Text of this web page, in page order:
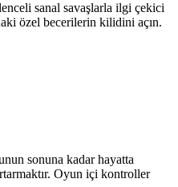
sanal savaşlarla ilgi çekici
özel becerilerin kilidini açın.
sonuna kadar hayatta
Oyun içi kontroller